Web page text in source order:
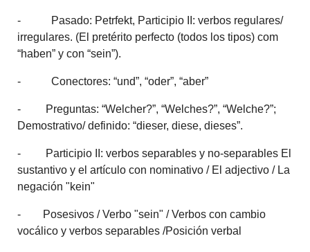
- Pasado: Petrfekt, Participio II: verbos regulares/
irregulares. (El pretérito perfecto (todos los tipos) com
“haben” y con “sein”).
- Conectores: “und”, “oder”, “aber”
- Preguntas: “Welcher?”, “Welches?”, “Welche?”;
Demostrativo/ definido: “dieser, diese, dieses”.
- Participio II: verbos separables y no-separables El
sustantivo y el artículo con nominativo / El adjectivo / La
negación "kein"
- Posesivos / Verbo "sein" / Verbos con cambio
vocálico y verbos separables /Posición verbal